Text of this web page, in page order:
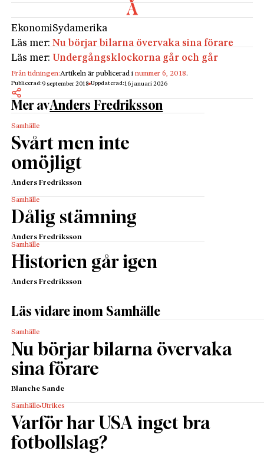
EkonomiSydamerika
Läs mer:Nu börjar bilarna övervaka sina förare
Läs mer: Undergångsklockorna går och går
Från tidningen:Artikeln är publicerad inummer 6, 2018.
Publicerad:9 september 2018 Uppdaterad:16 januari 2026
Mer avAnders Fredriksson
Samhälle
Svårt men inte
omöjligt
Anders Fredriksson
Samhälle
Dålig stämning
Anders Fredriksson
Samhälle
Historien går igen
Anders Fredriksson
Läs vidare inom Samhälle
Samhälle
Nu börjar bilarna övervaka
sina förare
Blanche Sande
Samhälle Utrikes
Varför har USA inget bra
fotbollslag?